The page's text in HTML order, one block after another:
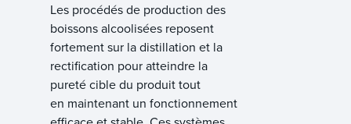
Les procédés de production des
boissons alcoolisées reposent
fortement sur la distillation et la
rectification pour atteindre la
pureté cible du produit tout
en maintenant un fonctionnement